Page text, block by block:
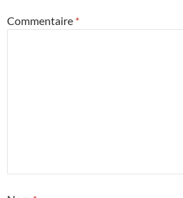
Commentaire *